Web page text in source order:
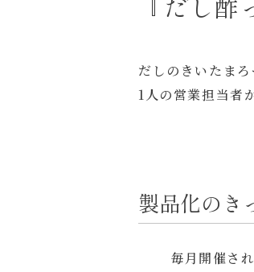
だしのきいたま
1人の営業担当者
製品化のき
毎月開催さ